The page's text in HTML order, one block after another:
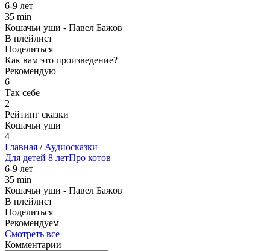
6-9 лет
35 min
Кошачьи уши - Павел Бажов
В плейлист
Поделиться
Как вам это произведение?
Рекомендую
6
Так себе
2
Рейтинг сказки
Кошачьи уши
4
Главная / Аудиосказки
Для детей 8 летПро котов
6-9 лет
35 min
Кошачьи уши - Павел Бажов
В плейлист
Поделиться
Рекомендуем
Смотреть все
Комментарии